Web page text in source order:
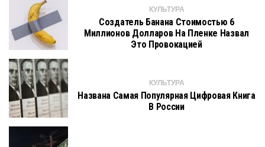
КУЛЬТУРА
Создатель Банана Стоимостью 6
Миллионов Долларов На Пленке Назвал
Это Провокацией
КУЛЬТУРА
Названа Самая Популярная Цифровая Книга
В России